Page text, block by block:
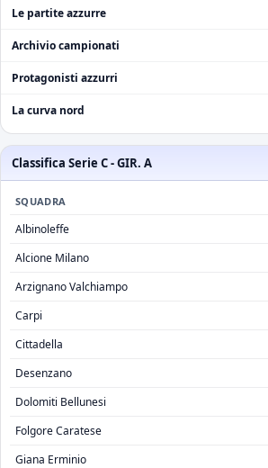
Le partite azzurre
Archivio campionati
Protagonisti azzurri
La curva nord
Classifica Serie C - GIR. A
SQUADRA
Albinoleffe
Alcione Milano
Arzignano Valchiampo
Carpi
Cittadella
Desenzano
Dolomiti Bellunesi
Folgore Caratese
Giana Erminio